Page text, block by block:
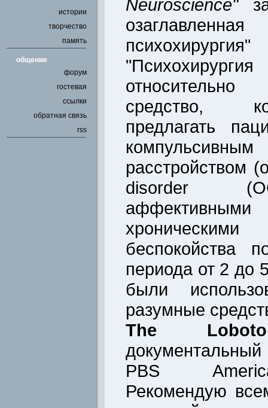
истории
творчество
память
общение
форум
гостевая
ссылки
обратная связь
rss
Neuroscience"за
средство,
предлагать
расстройством
disorder
аффективными
беспокойства
периода от 2 до
были
разумные
The
PBS
Рекомендую